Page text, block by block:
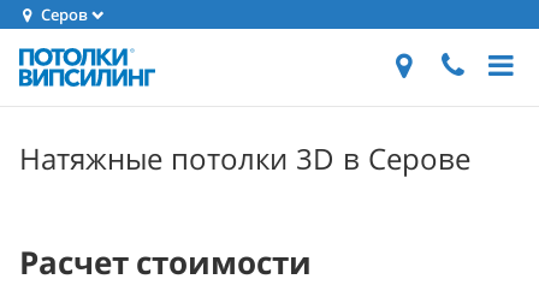
Серов
Натяжные потолки 3D в Серове
Расчет стоимости